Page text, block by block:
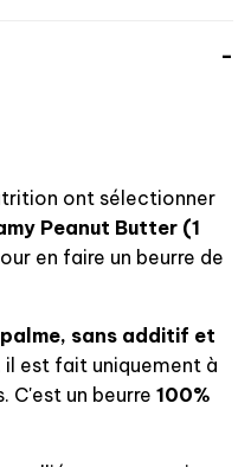
ont sélectionner
Peanut Butter (1
en faire un beurre de
palme, sans additif et
il est fait uniquement à
C'est un beurre 100%